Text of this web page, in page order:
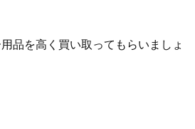
品を高く買い取ってもらいましょ